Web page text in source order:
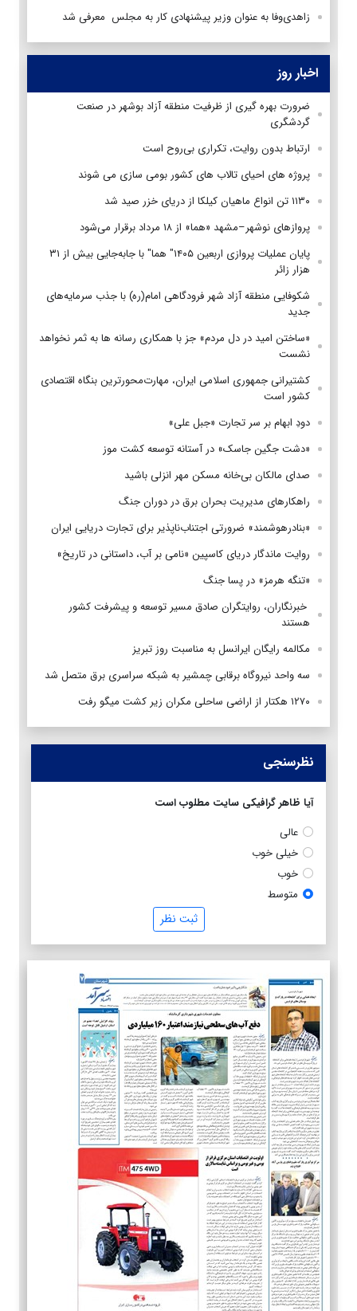
زاهدی‌وفا به عنوان وزیر پیشنهادی کار به مجلس معرفی شد
اخبار روز
ضرورت بهره گیری از ظرفیت منطقه آزاد بوشهر در صنعت
گردشگری
ارتباط بدون روایت، تکراری بی‌روح است
پروژه های احیای تالاب های کشور بومی سازی می شوند
۱۱۳۰ تن انواع ماهیان کیلکا از دریای خزر صید شد
پروازهای نوشهر–مشهد «هما» از ۱۸ مرداد برقرار می‌شود
پایان عملیات پروازی اربعین ۱۴۰۵" هما" با جابه‌جایی بیش از ۳۱
هزار زائر
شکوفایی منطقه آزاد شهر فرودگاهی امام(ره) با جذب سرمایه‌های
جدید
«ساختن امید در دل مردم» جز با همکاری رسانه ها به ثمر نخواهد
نشست
کشتیرانی جمهوری اسلامی ایران، مهارت‌محورترین بنگاه اقتصادی
کشور است
دودِ ابهام بر سر تجارت «جبل علی»
«دشت جگین جاسک» در آستانه توسعه کشت موز
صدای مالکان بی‌خانه مسکن مهر انزلی باشید
راهکارهای مدیریت بحران برق در دوران جنگ
«بنادرهوشمند» ضرورتی اجتناب‌ناپذیر برای تجارت دریایی ایران
روایت ماندگار دریای کاسپین «نامی بر آب، داستانی در تاریخ»
«تنگه هرمز» در پسا جنگ
‌ خبرنگاران، روایتگران صادق مسیر توسعه و پیشرفت کشور
هستند
مکالمه رایگان ایرانسل به مناسبت روز تبریز
سه واحد نیروگاه برقابی چمشیر به شبکه سراسری برق متصل شد
۱۲۷۰ هکتار از اراضی ساحلی مکران زیر کشت میگو رفت
نظرسنجی
آیا ظاهر گرافیکی سایت مطلوب است
عالی
خیلی خوب
خوب
متوسط
ثبت نظر